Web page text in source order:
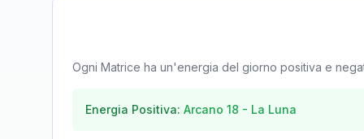
Ogni Matrice ha un'energia del giorno positiva e
Energia Positiva: Arcano 18 - La Luna